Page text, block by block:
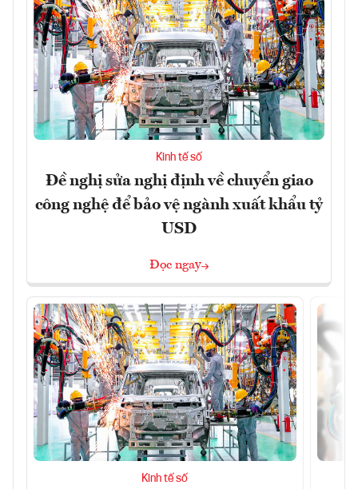
Kinh tế số
Đề nghị sửa nghị định về chuyển giao
công nghệ để bảo vệ ngành xuất khẩu tỷ
USD
Đọc ngay
Kinh tế số